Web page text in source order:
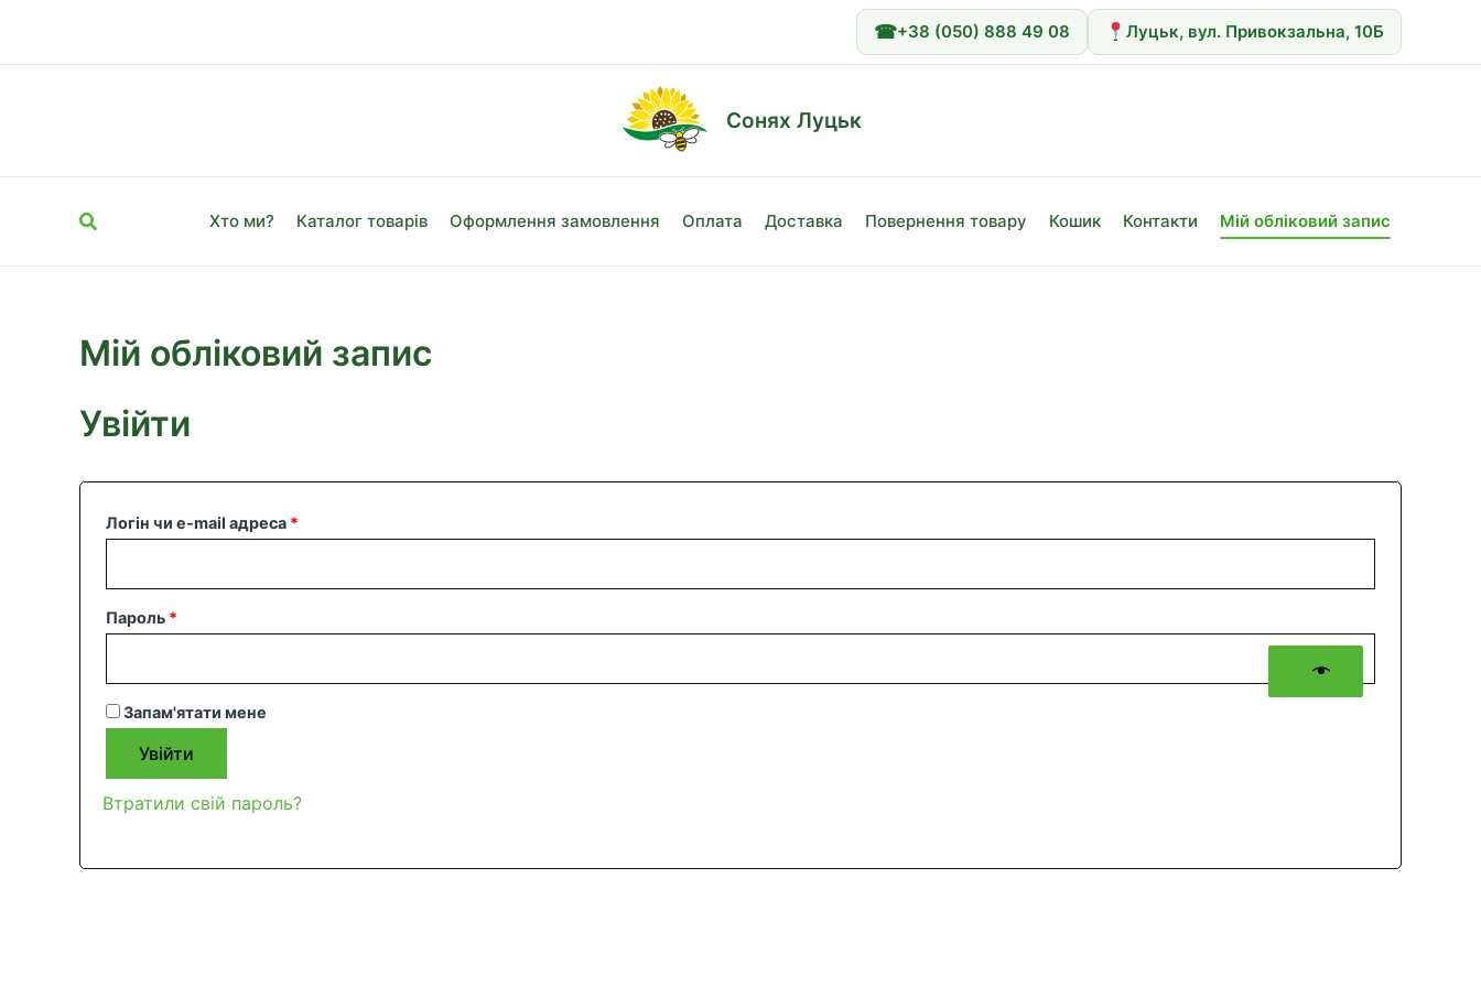
☎+38 (050) 888 49 08 Луцьк, вул. Привокзальна, 10Б
Сонях Луцьк
Пошук Хто ми? Каталог товарів Оформлення замовлення Оплата Доставка Повернення товару Кошик Контакти Мій обліковий запис
Мій обліковий запис
Увійти
Логін чи e-mail адреса *
Пароль *
Запам'ятати мене
Увійти
Втратили свій пароль?